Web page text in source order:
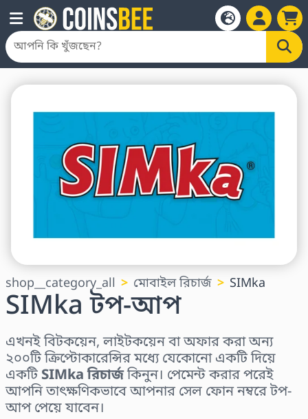
shop__category_all মোবাইল রিচার্জ SIMka
SIMka টপ-আপ
এখনই বিটকয়েন, লাইটকয়েন বা অফার করা অন্য
২০০টি ক্রিপ্টোকারেন্সির মধ্যে যেকোনো একটি দিয়ে
একটি SIMka রিচার্জকিনুন। পেমেন্ট করার পরেই
আপনি তাৎক্ষণিকভাবে আপনার সেল ফোন নম্বরে টপ-
আপ পেয়ে যাবেন।